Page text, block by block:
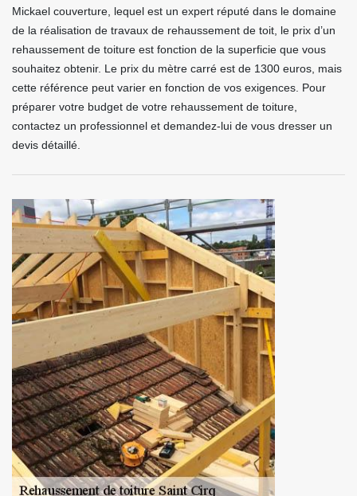
Mickael couverture, lequel est un expert réputé dans le domaine
de la réalisation de travaux de rehaussement de toit, le prix d’un
rehaussement de toiture est fonction de la superficie que vous
souhaitez obtenir. Le prix du mètre carré est de 1300 euros, mais
cette référence peut varier en fonction de vos exigences. Pour
préparer votre budget de votre rehaussement de toiture,
contactez un professionnel et demandez-lui de vous dresser un
devis détaillé.